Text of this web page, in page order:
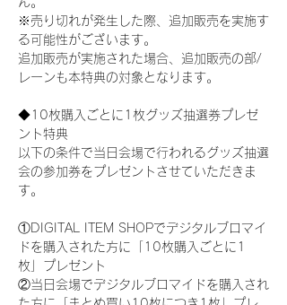
※売り切れが発生した際、追加販売を実施す
る可能性がございます。
追加販売が実施された場合、追加販売の部/
レーンも本特典の対象となります。
◆10枚購入ごとに1枚グッズ抽選券プレゼ
ント特典
以下の条件で当日会場で行われるグッズ抽選
会の参加券をプレゼントさせていただきま
す。
①DIGITAL ITEM SHOPでデジタルブロマイ
ドを購入された方に「10枚購入ごとに1
枚」プレゼント
②当日会場でデジタルブロマイドを購入され